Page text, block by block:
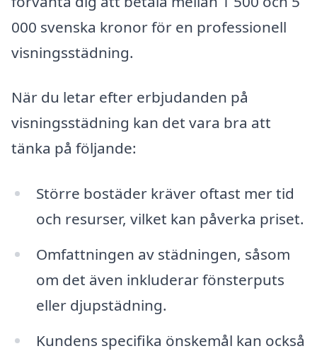
000 svenska kronor för en professionell
visningsstädning.
När du letar efter erbjudanden på
visningsstädning kan det vara bra att
tänka på följande:
Större bostäder kräver oftast mer tid
och resurser, vilket kan påverka priset.
Omfattningen av städningen, såsom
om det även inkluderar fönsterputs
eller djupstädning.
Kundens specifika önskemål kan också